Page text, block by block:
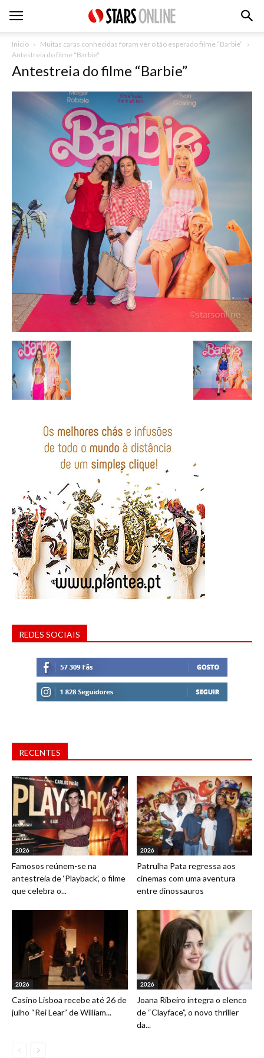
Inicio
Muitas caras conhecidas foram ver o tão esperado filme “Barbie”
Antestreia do filme "Barbie"
Antestreia do filme “Barbie”
REDES SOCIAIS
RECENTES
2026
Famosos reúnem-se na
antestreia de ‘Playback’, o filme
que celebra o...
2026
Patrulha Pata regressa aos
cinemas com uma aventura
entre dinossauros
2026
Casino Lisboa recebe até 26 de
julho “Rei Lear” de William...
2026
Joana Ribeiro integra o elenco
de “Clayface”, o novo thriller
da...